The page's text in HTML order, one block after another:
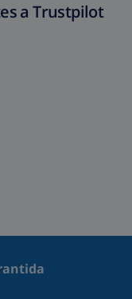
a Trustpilot